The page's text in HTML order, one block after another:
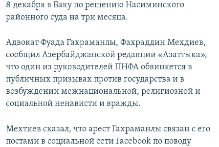
8 декабря в Баку по решению Насиминского
районного суда на три месяца.
Адвокат Фуада Гахраманлы, Фахраддин Мехдиев,
сообщил Азербайджанской редакции «Азаттыка»,
что один из руководителей ПНФА обвиняется в
публичных призывах против государства и в
возбуждении межнациональной, религиозной и
социальной ненависти и вражды.
Мехтиев сказал, что арест Гахраманлы связан с его
постами в социальной сети Facebook по поводу